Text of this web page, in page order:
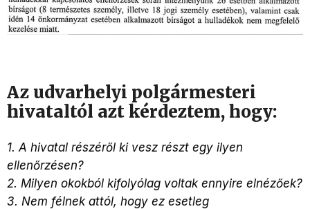
Az udvarhelyi polgármesteri
hivataltól azt kérdeztem, hogy:
1. A hivatal részéről ki vesz részt egy ilyen
ellenőrzésen?
2. Milyen okokból kifolyólag voltak ennyire elnézőek?
3. Nem félnek attól, hogy ez esetleg